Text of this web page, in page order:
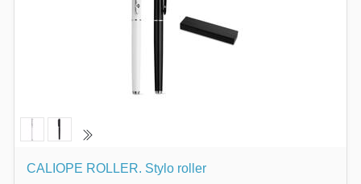
CALIOPE ROLLER. Stylo roller